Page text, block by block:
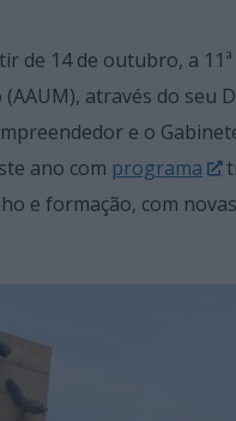
de 14 de outubro, a
através do
e o
ano com programa
e formação, com